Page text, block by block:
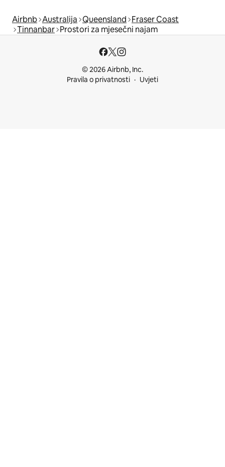
Airbnb Australija Queensland Fraser Coast
Tinnanbar Prostori za mjesečni najam
© 2026 Airbnb, Inc.
Pravila o privatnosti
Uvjeti